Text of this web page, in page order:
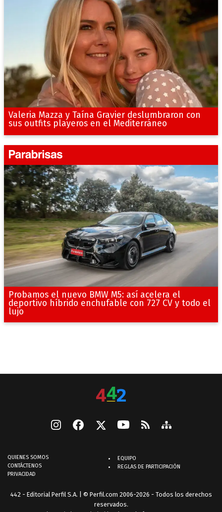
Valeria Mazza y Taína Gravier deslumbraron con
sus outfits playeros en el Mediterráneo
Probamos el nuevo BMW M5: así acelera el
deportivo híbrido enchufable con 727 CV y todo el
lujo
QUIENES SOMOS
CONTÁCTENOS
PRIVACIDAD
EQUIPO
REGLAS DE PARTICIPACIÓN
442 - Editorial Perfil S.A. | © Perfil.com 2006-2026 - Todos los derechos
reservados.